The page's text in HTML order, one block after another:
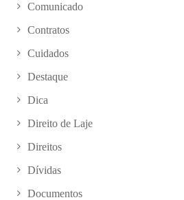
Comunicado
Contratos
Cuidados
Destaque
Dica
Direito de Laje
Direitos
Dívidas
Documentos